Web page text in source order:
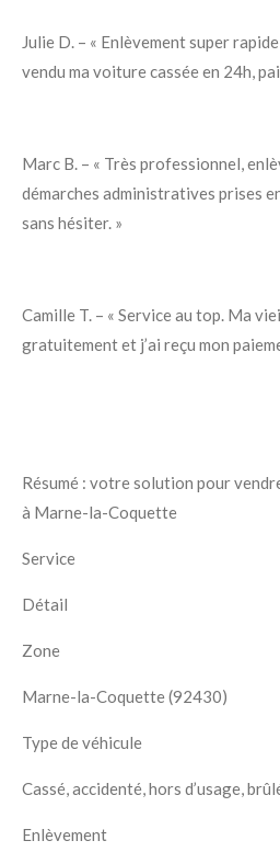
Julie D. – « Enlèvement super
vendu ma voiture cassée en 24h,
Marc B. – « Très professionnel,
démarches administratives prises
sans hésiter. »
Camille T. – « Service au top. Ma
gratuitement et j’ai reçu mon
Résumé : votre solution pour
à Marne-la-Coquette
Service
Détail
Zone
Marne-la-Coquette (92430)
Type de véhicule
Cassé, accidenté, hors d’usage,
Enlèvement